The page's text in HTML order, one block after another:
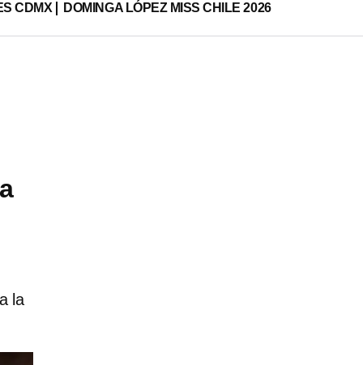
CDMX DOMINGA LÓPEZ MISS CHILE 2026
la